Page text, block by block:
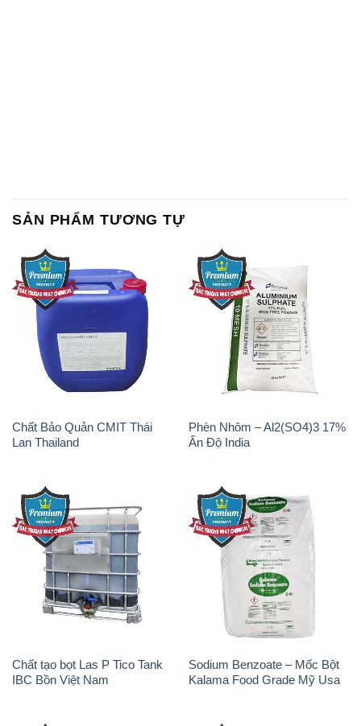
SẢN PHẨM TƯƠNG TỰ
Chất Bảo Quản CMIT Thái
Lan Thailand
Phèn Nhôm – Al2(SO4)3 17%
Ấn Độ India
Chất tạo bọt Las P Tico Tank
IBC Bồn Việt Nam
Sodium Benzoate – Mốc Bột
Kalama Food Grade Mỹ Usa